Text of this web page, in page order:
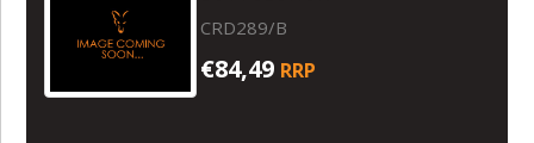
CRD289/B
€84,49 RRP